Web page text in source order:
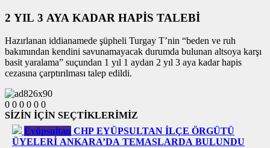
2 YIL 3 AYA KADAR HAPİS TALEBİ
Hazırlanan iddianamede şüpheli Turgay T’nin “beden ve ruh
bakımından kendini savunamayacak durumda bulunan altsoya karşı
basit yaralama” suçundan 1 yıl 1 aydan 2 yıl 3 aya kadar hapis
cezasına çarptırılması talep edildi.
0 0 0 0 0 0
SİZİN İÇİN SEÇTİKLERİMİZ
Eyüpsultan CHP EYÜPSULTAN İLÇE ÖRGÜTÜ
ÜYELERİ ANKARA’DA TEMASLARDA BULUNDU